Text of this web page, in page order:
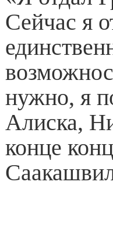
Сейчас я
нужно, я
Алиска,
конце